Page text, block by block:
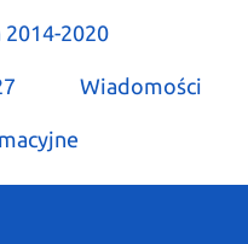
2020
Wiadomości